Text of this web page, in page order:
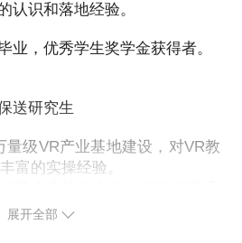
认识和落地经验。
业，优秀学生奖学金获得者。
送研究生
量级VR产业基地建设，对VR教
富的实操经验。
造。
展开全部